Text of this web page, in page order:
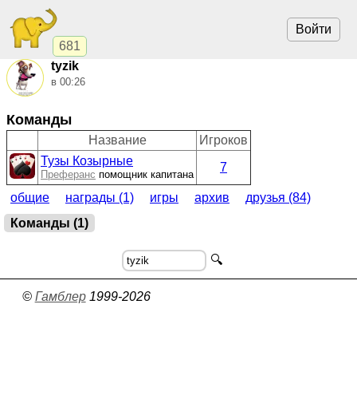
681
Войти
tyzik
в 00:26
Команды
Название
Игроков
Тузы Козырные
Преферанс помощник капитана
7
общие награды (1) игры архив
друзья (84)
Команды (1)
🔍
© Гамблер1999-2026